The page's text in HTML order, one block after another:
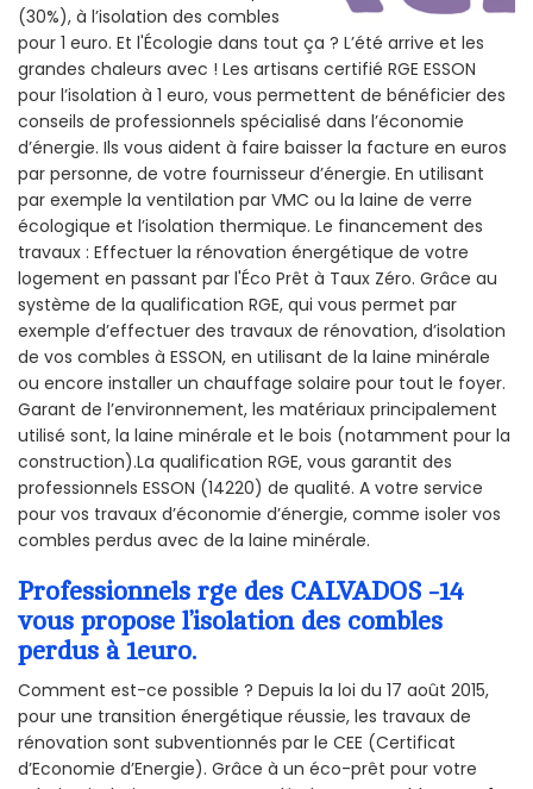
(30%), à l’isolation des combles
pour 1 euro. Et l'Écologie dans tout ça ? L’été arrive et les
grandes chaleurs avec ! Les artisans certifié RGE ESSON
pour l’isolation à 1 euro, vous permettent de bénéficier des
conseils de professionnels spécialisé dans l’économie
d’énergie. Ils vous aident à faire baisser la facture en euros
par personne, de votre fournisseur d’énergie. En utilisant
par exemple la ventilation par VMC ou la laine de verre
écologique et l’isolation thermique. Le financement des
travaux : Effectuer la rénovation énergétique de votre
logement en passant par l'Éco Prêt à Taux Zéro. Grâce au
système de la qualification RGE, qui vous permet par
exemple d’effectuer des travaux de rénovation, d’isolation
de vos combles à ESSON, en utilisant de la laine minérale
ou encore installer un chauffage solaire pour tout le foyer.
Garant de l’environnement, les matériaux principalement
utilisé sont, la laine minérale et le bois (notamment pour la
construction).La qualification RGE, vous garantit des
professionnels ESSON (14220) de qualité. A votre service
pour vos travaux d’économie d’énergie, comme isoler vos
combles perdus avec de la laine minérale.
Professionnels rge des CALVADOS -14
vous propose l’isolation des combles
perdus à 1euro.
Comment est-ce possible ? Depuis la loi du 17 août 2015,
pour une transition énergétique réussie, les travaux de
rénovation sont subventionnés par le CEE (Certificat
d’Economie d’Energie). Grâce à un éco-prêt pour votre